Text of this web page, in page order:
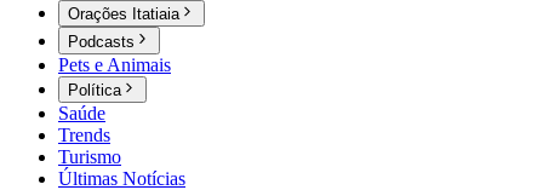
Orações Itatiaia
Podcasts
Pets e Animais
Política
Saúde
Trends
Turismo
Últimas Notícias